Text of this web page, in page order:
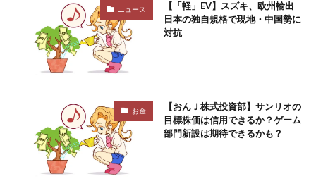
ニュース
【「軽」EV】スズキ、欧州輸出
日本の独自規格で現地・中国勢に
対抗
お金
【おんＪ株式投資部】サンリオの
目標株価は信用できるか？ゲーム
部門新設は期待できるかも？